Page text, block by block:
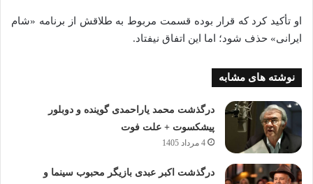
او تأکید کرد که قرار بوده قسمت مربوط به طلاقش از برنامه «شام
ایرانی» حذف شود؛ اما این اتفاق نیفتاد.
نوشته های مشابه
درگذشت محمد یاراحمدی گوینده و دوبلور
پیشکسوت + علت فوت
4 مرداد 1405
درگذشت اکبر عبدی بازیگر محبوب سینما و